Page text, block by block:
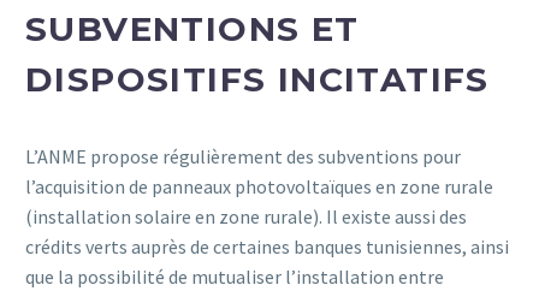
SUBVENTIONS ET
DISPOSITIFS INCITATIFS
L’ANME propose régulièrement des subventions pour
l’acquisition de panneaux photovoltaïques en zone rurale
(installation solaire en zone rurale). Il existe aussi des
crédits verts auprès de certaines banques tunisiennes, ainsi
que la possibilité de mutualiser l’installation entre